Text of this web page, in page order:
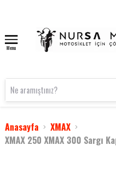
Menu
Anasayfa
XMAX
XMAX 250 XMAX 300 Sargı